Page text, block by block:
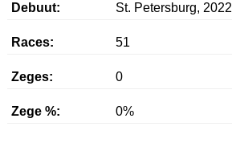
Debuut: St. Petersburg, 2022
Races: 51
Zeges: 0
Zege %: 0%